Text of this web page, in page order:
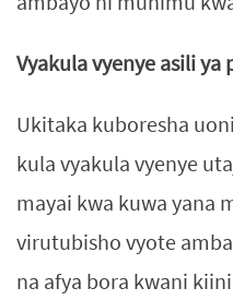
Vyakula vyenye asili ya
Ukitaka kuboresha
kula vyakula vyenye
mayai kwa kuwa yana
virutubisho vyote
na afya bora kwani